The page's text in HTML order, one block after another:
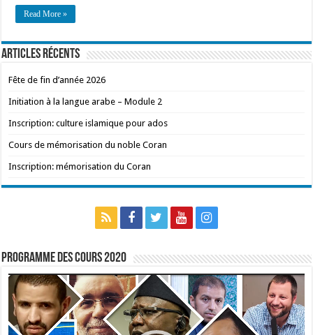
Read More »
Articles récents
Fête de fin d’année 2026
Initiation à la langue arabe – Module 2
Inscription: culture islamique pour ados
Cours de mémorisation du noble Coran
Inscription: mémorisation du Coran
Programme des cours 2020
Lecteur
vidéo